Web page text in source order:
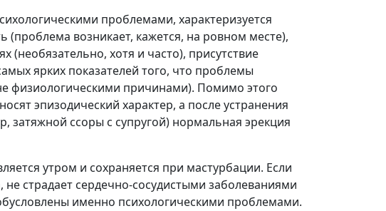
проблемами, характеризуется
(проблема возникает, кажется, на ровном месте),
хотя и часто), присутствие
ярких показателей того, что проблемы
физиологическими причинами). Помимо этого
эпизодический характер, а после устранения
ссоры с супругой) нормальная эрекция
утром и сохраняется при мастурбации. Если
страдает сердечно-сосудистыми заболеваниями
именно психологическими проблемами.